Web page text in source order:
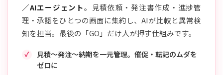
／AIエージェント。見積依頼・発注書作成・進捗管
理・承認をひとつの画面に集約し、AIが比較と異常検
知を担当。最後の「GO」だけ人が押す仕組みです。
見積〜発注〜納期を一元管理。催促・転記のムダを
ゼロに